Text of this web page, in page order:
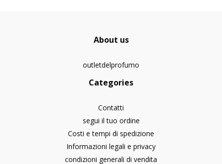
About us
outletdelprofumo
Categories
Contatti
segui il tuo ordine
Costi e tempi di spedizione
Informazioni legali e privacy
condizioni generali di vendita